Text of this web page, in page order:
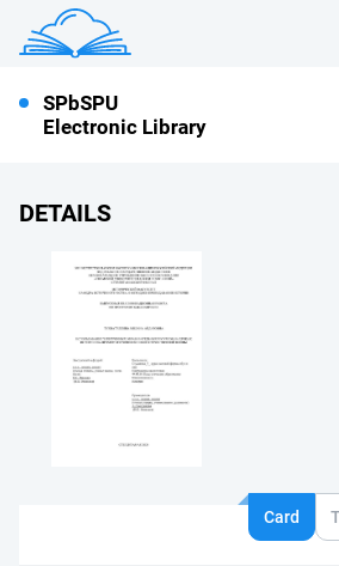
SPbSPU
Electronic Library
DETAILS
Card